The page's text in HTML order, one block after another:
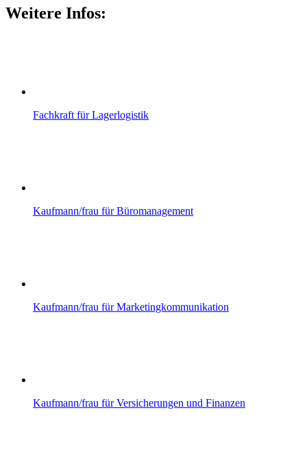
Weitere Infos:
Fachkraft für Lagerlogistik
Kaufmann/frau für Büromanagement
Kaufmann/frau für Marketingkommunikation
Kaufmann/frau für Versicherungen und Finanzen